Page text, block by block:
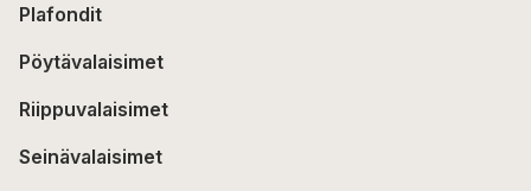
Plafondit
Pöytävalaisimet
Riippuvalaisimet
Seinävalaisimet